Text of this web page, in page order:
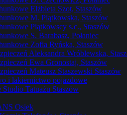
Elżbieta Szot, Staszów
M. Piątkowska, Staszów
Piątkowscy s.c., Staszów
S. Barabasz, Połaniec
Zofia Ryńska, Staszów
Aleksandra Wróblewska,
Ewa Gronostaj, Staszów
Mateusz Staszewski Staszów
i lakiernictwo pojazdowe
Studio Tatuażu Staszów
Osiek